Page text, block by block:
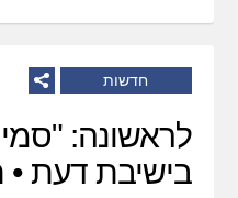
חדשות
לראשונה:
בישיבת דעת •